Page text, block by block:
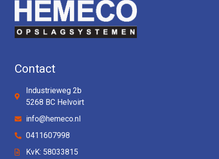
Contact
Industrieweg 2b
5268 BC Helvoirt
info@hemeco.nl
0411607998
KvK: 58033815